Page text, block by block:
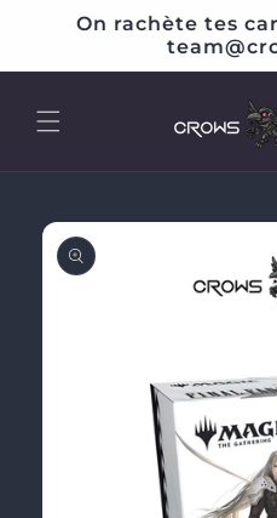
passer
contenu
On rachète tes
Passer aux
informations
produits